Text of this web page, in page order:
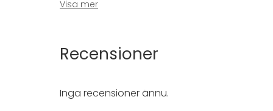
Visa mer
Recensioner
Inga recensioner ännu.